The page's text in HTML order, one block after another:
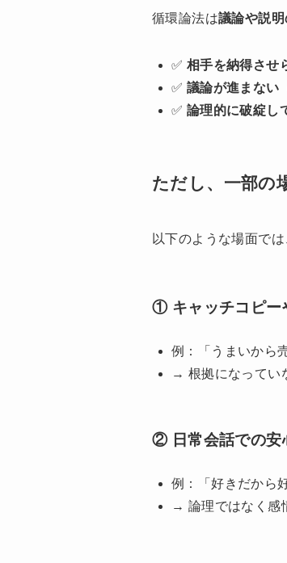
循環論法は議論や説
✅ 相手を納得させ
✅ 議論が進まない
✅ 論理的に破綻し
ただし、一部の
以下のような場面で
① キャッチコピー
例：「うまいから
→ 根拠になってい
② 日常会話での安
例：「好きだから
→ 論理ではなく感